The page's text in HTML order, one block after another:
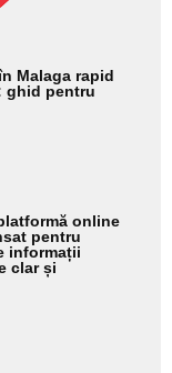
Malaga rapid
ghid pentru
online
pentru
informații
clar și